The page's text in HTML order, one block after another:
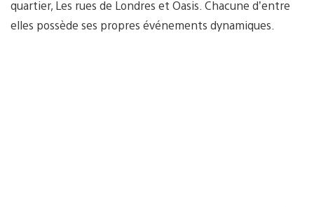
quartier, Les rues de Londres et Oasis. Chacune d’entre
elles possède ses propres événements dynamiques.